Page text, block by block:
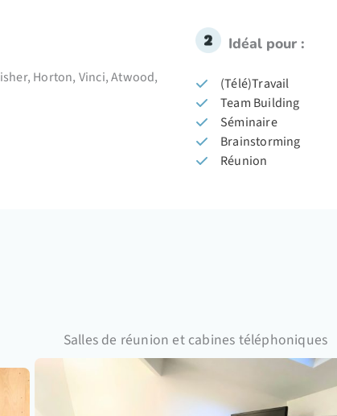
Horton, Vinci, Atwood,
Idéal pour :
(Télé)Travail
Team Building
Séminaire
Brainstorming
Réunion
Salles de réunion et cabines téléphoniques